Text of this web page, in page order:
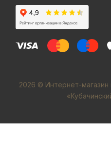
2026 © Интернет-